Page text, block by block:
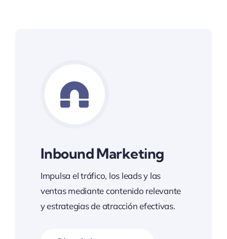
Inbound Marketing
Impulsa el tráfico, los leads y las
ventas mediante contenido relevante
y estrategias de atracción efectivas.